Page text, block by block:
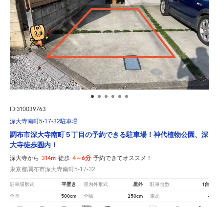
ID:310039763
深大寺南町5-17-32駐車場
調布市深大寺南町５丁目の予約できる駐車場！神代植物公園、深
大寺徒歩圏内！
深大寺から 314m 徒歩 4～6分 予約できてオススメ！
東京都調布市深大寺南町5-17-32
駐車場形式 平置き 屋内外形式 屋外 駐車台数 1台
全長 500cm 全幅 250cm 車高 -